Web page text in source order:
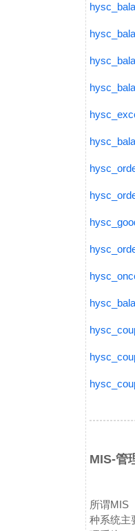
MIS-管
所谓MIS
种系统主